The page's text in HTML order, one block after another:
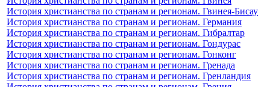
История христианства по странам и регионам. Гвинея-Бисау
История христианства по странам и регионам. Германия
История христианства по странам и регионам. Гибралтар
История христианства по странам и регионам. Гондурас
История христианства по странам и регионам. Гонконг
История христианства по странам и регионам. Гренада
История христианства по странам и регионам. Гренландия